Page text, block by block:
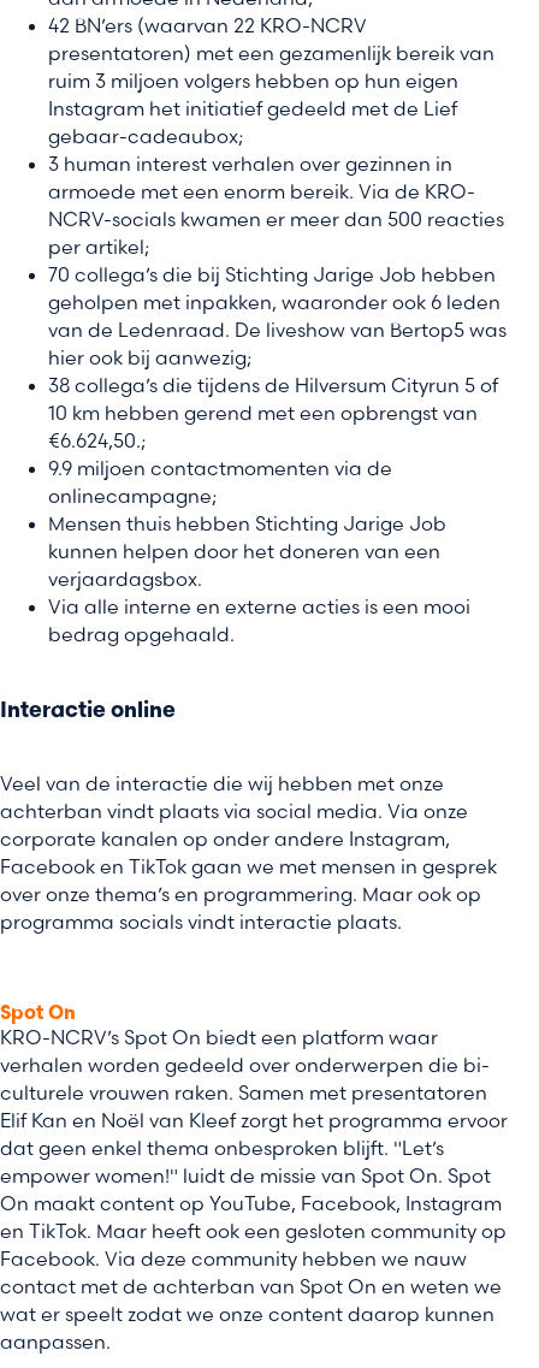
42 BN’ers (waarvan 22 KRO-NCRV
presentatoren) met een gezamenlijk bereik van
ruim 3 miljoen volgers hebben op hun eigen
Instagram het initiatief gedeeld met de Lief
gebaar-cadeaubox;
3 human interest verhalen over gezinnen in
armoede met een enorm bereik. Via de KRO-
NCRV-socials kwamen er meer dan 500 reacties
per artikel;
70 collega’s die bij Stichting Jarige Job hebben
geholpen met inpakken, waaronder ook 6 leden
van de Ledenraad. De liveshow van Bertop5 was
hier ook bij aanwezig;
38 collega’s die tijdens de Hilversum Cityrun 5 of
10 km hebben gerend met een opbrengst van
€6.624,50.;
9.9 miljoen contactmomenten via de
onlinecampagne;
Mensen thuis hebben Stichting Jarige Job
kunnen helpen door het doneren van een
verjaardagsbox.
Via alle interne en externe acties is een mooi
bedrag opgehaald.
Interactie online
Veel van de interactie die wij hebben met onze
achterban vindt plaats via social media. Via onze
corporate kanalen op onder andere Instagram,
Facebook en TikTok gaan we met mensen in gesprek
over onze thema’s en programmering. Maar ook op
programma socials vindt interactie plaats.
Spot On
KRO-NCRV’s Spot On biedt een platform waar
verhalen worden gedeeld over onderwerpen die bi-
culturele vrouwen raken. Samen met presentatoren
Elif Kan en Noël van Kleef zorgt het programma ervoor
dat geen enkel thema onbesproken blijft. "Let’s
empower women!" luidt de missie van Spot On. Spot
On maakt content op YouTube, Facebook, Instagram
en TikTok. Maar heeft ook een gesloten community op
Facebook. Via deze community hebben we nauw
contact met de achterban van Spot On en weten we
wat er speelt zodat we onze content daarop kunnen
aanpassen.